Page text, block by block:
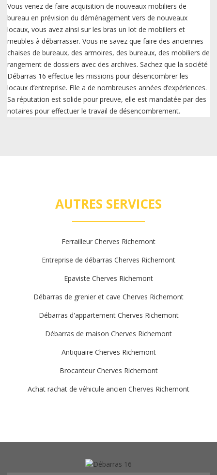
Vous venez de faire acquisition de nouveaux mobiliers de
bureau en prévision du déménagement vers de nouveaux
locaux, vous avez ainsi sur les bras un lot de mobiliers et
meubles à débarrasser. Vous ne savez que faire des anciennes
chaises de bureaux, des armoires, des bureaux, des mobiliers de
rangement de dossiers avec des archives. Sachez que la société
Débarras 16 effectue les missions pour désencombrer les
locaux d’entreprise. Elle a de nombreuses années d’expériences.
Sa réputation est solide pour preuve, elle est mandatée par des
notaires pour effectuer le travail de désencombrement.
AUTRES SERVICES
Ferrailleur Cherves Richemont
Entreprise de débarras Cherves Richemont
Epaviste Cherves Richemont
Débarras de grenier et cave Cherves Richemont
Débarras d'appartement Cherves Richemont
Débarras de maison Cherves Richemont
Antiquaire Cherves Richemont
Brocanteur Cherves Richemont
Achat rachat de véhicule ancien Cherves Richemont